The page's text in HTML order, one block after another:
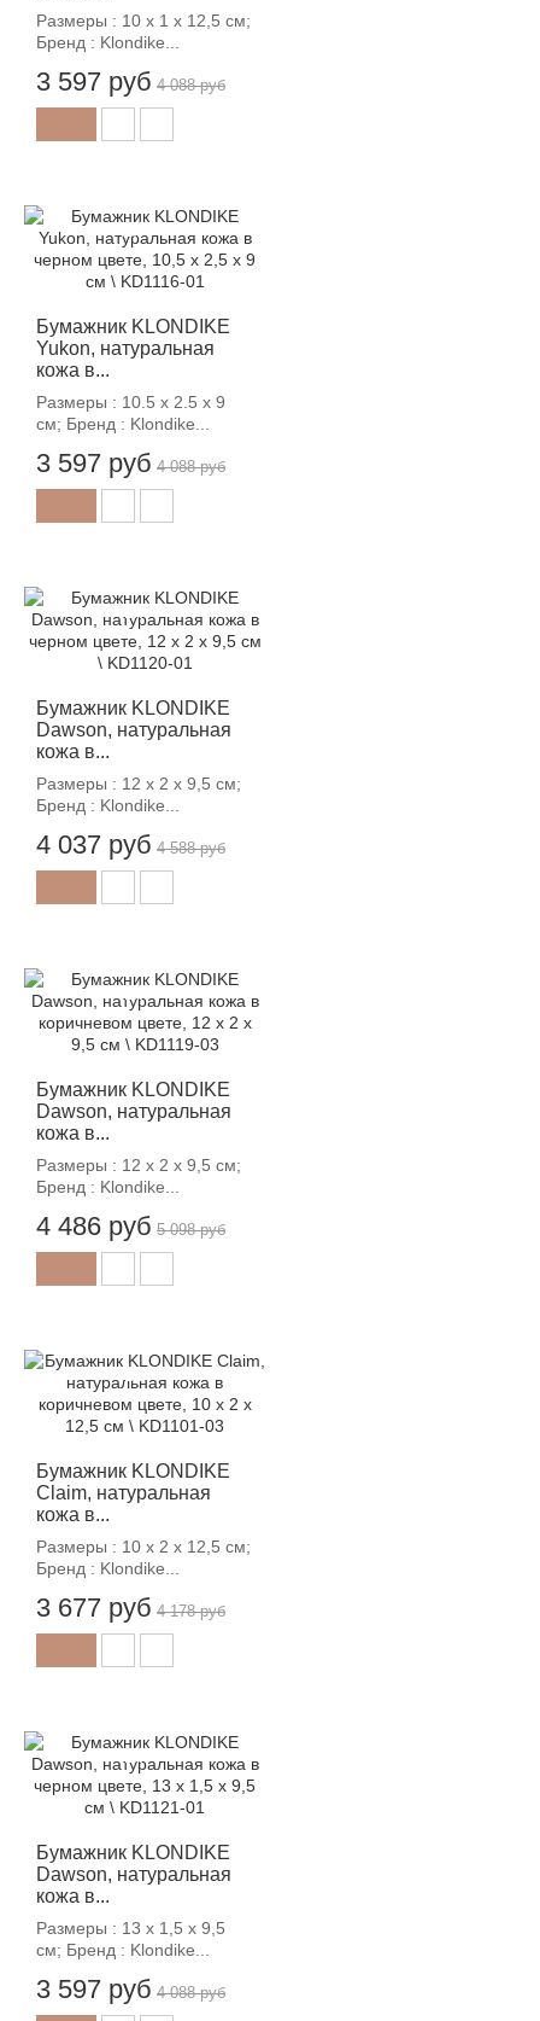
Размеры : 10 х 1 х 12,5 см;
Бренд : Klondike...
3 597 руб 4 088 руб
Бумажник KLONDIKE
Yukon, натуральная
кожа в...
Размеры : 10.5 х 2.5 х 9
см; Бренд : Klondike...
3 597 руб 4 088 руб
Бумажник KLONDIKE
Dawson, натуральная
кожа в...
Размеры : 12 х 2 х 9,5 см;
Бренд : Klondike...
4 037 руб 4 588 руб
Бумажник KLONDIKE
Dawson, натуральная
кожа в...
Размеры : 12 х 2 х 9,5 см;
Бренд : Klondike...
4 486 руб 5 098 руб
Бумажник KLONDIKE
Claim, натуральная
кожа в...
Размеры : 10 х 2 х 12,5 см;
Бренд : Klondike...
3 677 руб 4 178 руб
Бумажник KLONDIKE
Dawson, натуральная
кожа в...
Размеры : 13 х 1,5 х 9,5
см; Бренд : Klondike...
3 597 руб 4 088 руб